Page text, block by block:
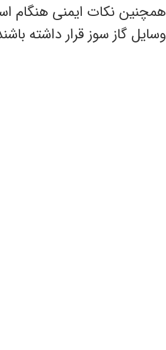
همچنین نکات ایمنی هنگام
وسایل گاز سوز قرار داشته